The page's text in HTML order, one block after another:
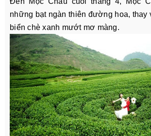
những bạt ngàn thiên đường hoa, thay
biển chè xanh mướt mơ màng.